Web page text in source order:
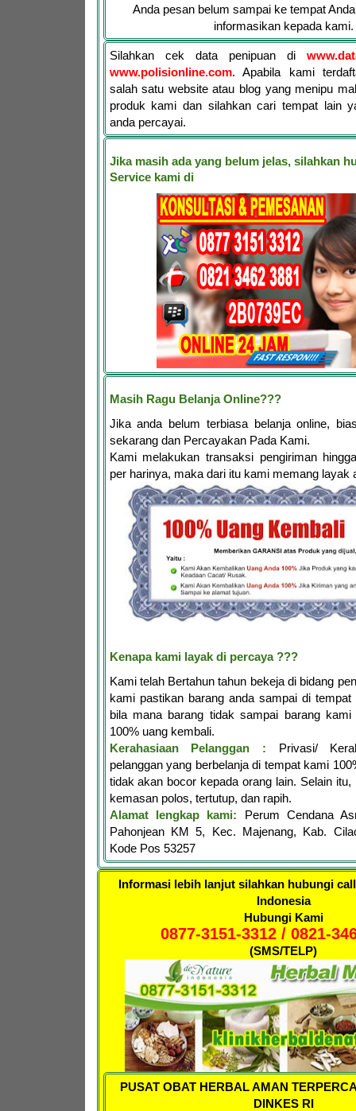
Anda pesan belum sampai ke tempat
informasikan kepada kami.
Silahkan cek data penipuan di
www.polisionline.com. Apabila kami
salah satu website atau blog yang menipu
produk kami dan silahkan cari tempat lain
anda percayai.
Jika masih ada yang belum jelas, silahkan
Service kami di
Masih Ragu Belanja Online???
Jika anda belum terbiasa belanja online,
sekarang dan Percayakan Pada Kami.
Kami melakukan transaksi pengiriman
per harinya, maka dari itu kami memang layak
Kenapa kami layak di percaya ???
Kami telah Bertahun tahun bekeja di bidang
kami pastikan barang anda sampai di
bila mana barang tidak sampai barang
100% uang kembali.
Kerahasiaan Pelanggan : Privasi/
pelanggan yang berbelanja di tempat kami
tidak akan bocor kepada orang lain. Selain
kemasan polos, tertutup, dan rapih.
Alamat lengkap kami:
Perum Cendana
Pahonjean KM 5, Kec. Majenang, Kab.
Kode Pos 53257
Informasi lebih lanjut silahkan hubungi
Indonesia
Hubungi Kami
0877-3151-3312 / 0821-
(SMS/TELP)
PUSAT OBAT HERBAL AMAN
DINKES RI